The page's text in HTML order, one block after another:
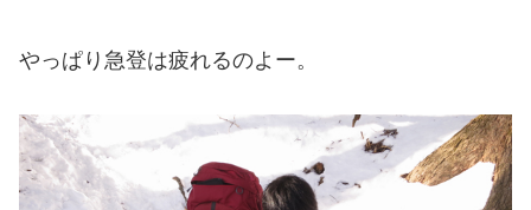
やっぱり急登は疲れるのよー。